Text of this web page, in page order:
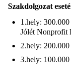
Szakdolgozat
1.hely:
Jólét Nonprofit
2.hely: 200.000
3.hely: 100.000